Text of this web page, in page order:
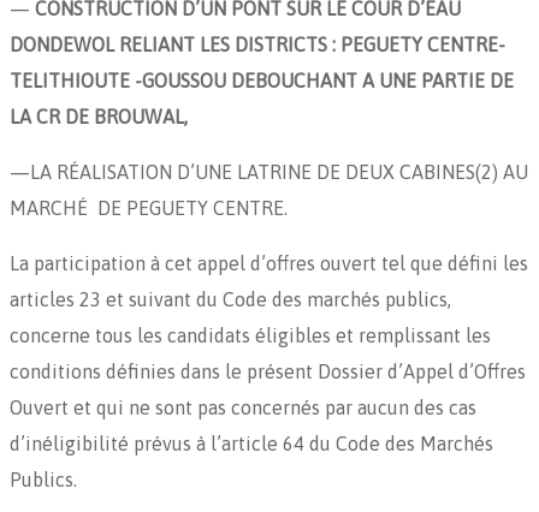
— CONSTRUCTION D’UN PONT SUR LE COUR D’EAU
DONDEWOL RELIANT LES DISTRICTS : PEGUETY CENTRE-
TELITHIOUTE -GOUSSOU DEBOUCHANT A UNE PARTIE DE
LA CR DE BROUWAL,
—LA RÉALISATION D’UNE LATRINE DE DEUX CABINES(2) AU
MARCHÉ DE PEGUETY CENTRE.
La participation à cet appel d’offres ouvert tel que défini les
articles 23 et suivant du Code des marchés publics,
concerne tous les candidats éligibles et remplissant les
conditions définies dans le présent Dossier d’Appel d’Offres
Ouvert et qui ne sont pas concernés par aucun des cas
d’inéligibilité prévus à l’article 64 du Code des Marchés
Publics.